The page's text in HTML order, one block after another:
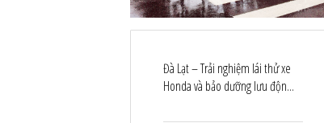
Đà Lạt – Trải nghiệm lái thử xe
Honda và bảo dưỡng lưu độn...